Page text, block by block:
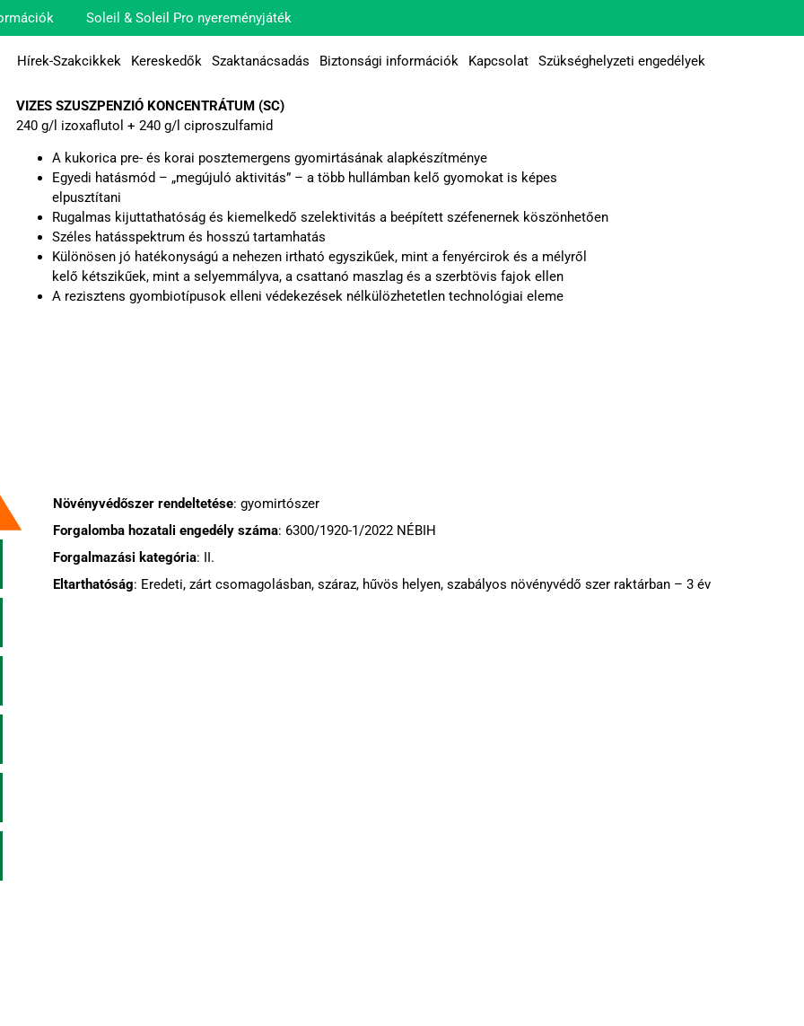
Soleil & Soleil Pro nyereményjáték
Hírek-Szakcikkek Kereskedők Szaktanácsadás Biztonsági információk Kapcsolat Szükséghelyzeti engedélyek
VIZES SZUSZPENZIÓ KONCENTRÁTUM (SC)
240 g/l izoxaflutol + 240 g/l ciproszulfamid
A kukorica pre- és korai posztemergens gyomirtásának alapkészítménye
Egyedi hatásmód – „megújuló aktivitás” – a több hullámban kelő gyomokat is képes
elpusztítani
Rugalmas kijuttathatóság és kiemelkedő szelektivitás a beépített széfenernek köszönhetően
Széles hatásspektrum és hosszú tartamhatás
Különösen jó hatékonyságú a nehezen irtható egyszikűek, mint a fenyércirok és a mélyről
kelő kétszikűek, mint a selyemmályva, a csattanó maszlag és a szerbtövis fajok ellen
A rezisztens gyombiotípusok elleni védekezések nélkülözhetetlen technológiai eleme
Növényvédőszer rendeltetése: gyomirtószer
Forgalomba hozatali engedély száma: 6300/1920-1/2022 NÉBIH
Forgalmazási kategória: II.
Eltarthatóság: Eredeti, zárt csomagolásban, száraz, hűvös helyen, szabályos növényvédő szer raktárban – 3 év